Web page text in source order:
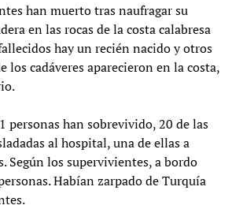
han muerto tras naufragar su
en las rocas de la costa calabresa
hay un recién nacido y otros
los cadáveres aparecieron en la costa,
personas han sobrevivido, 20 de las
al hospital, una de ellas a
Según los supervivientes, a bordo
Habían zarpado de Turquía